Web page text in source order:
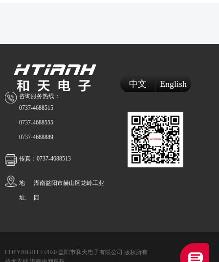
中文 English
咨询服务热线：
0737-4688515
0737-4688555
0737-4688889
传真：0737-4688513
地
址:
湖南益阳市赫山区龙岭工业
园
COPYRIGHT ©2020 益阳市和天电子有限公司 版权所有